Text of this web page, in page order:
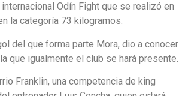
Odín Fight que se realizó en
la categoría 73 kilogramos.
del que forma parte Mora, dio a conocer
que igualmente el club se hará presente.
Franklin, una competencia de king